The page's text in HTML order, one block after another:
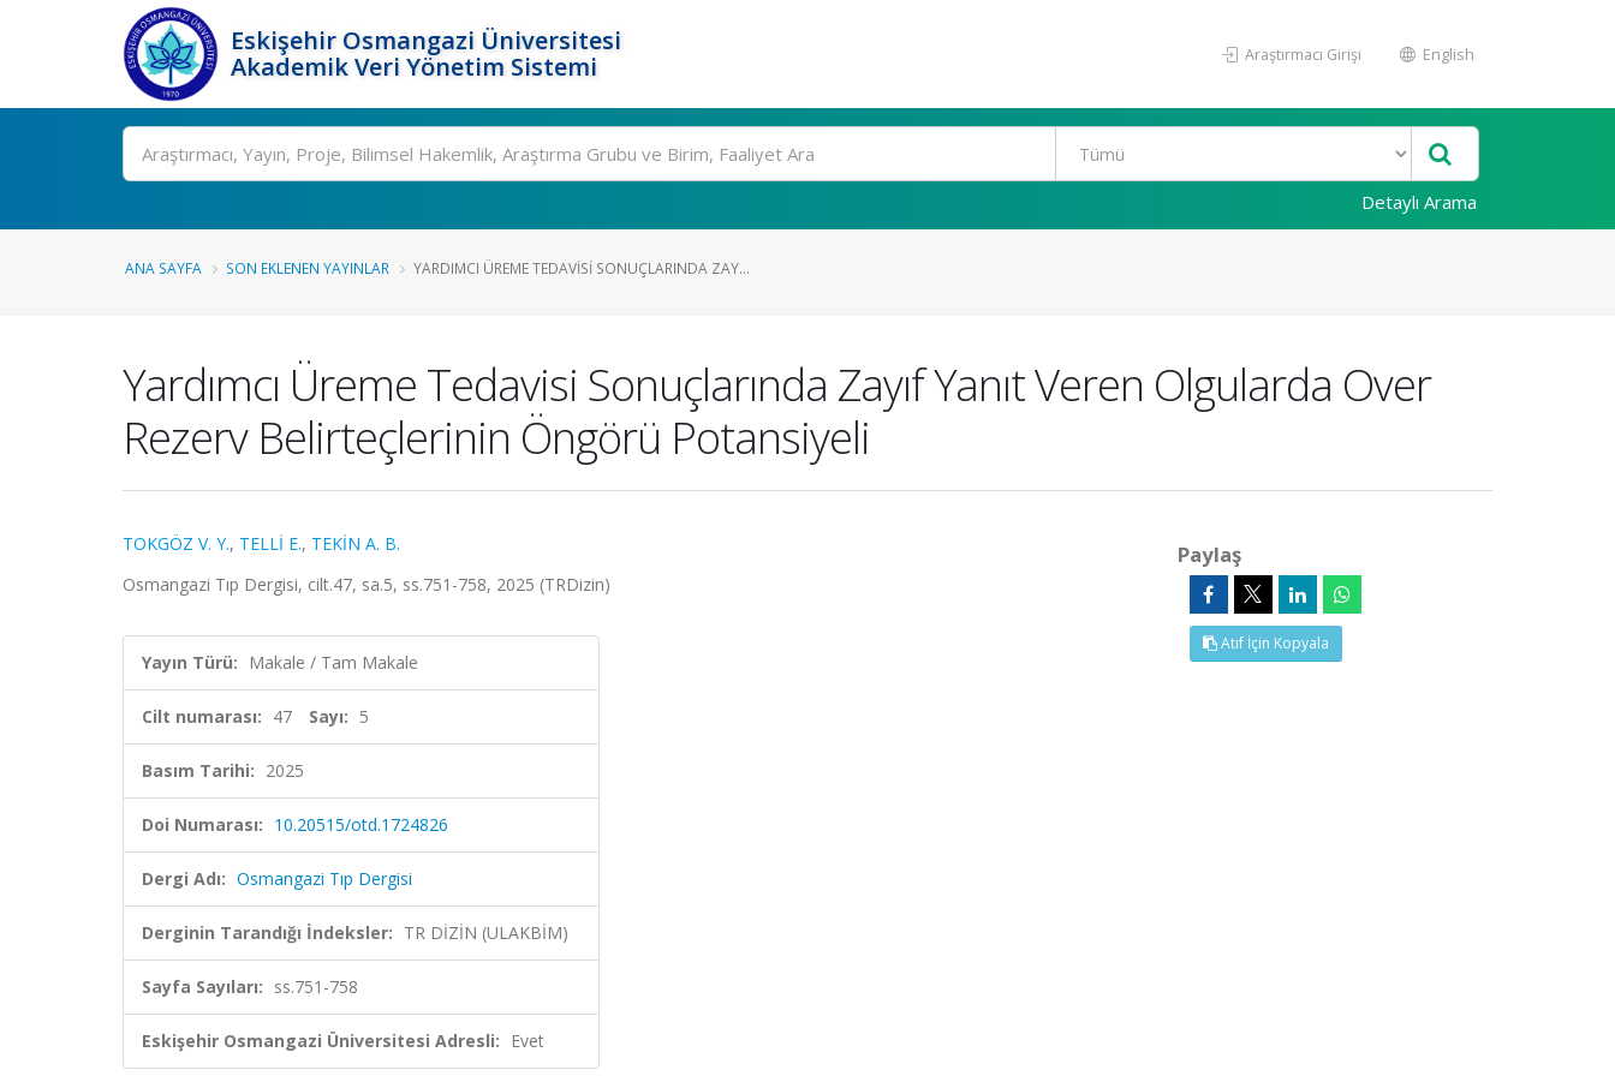
Eskişehir Osmangazi Üniversitesi
Akademik Veri Yönetim Sistemi
Araştırmacı Girişi English
Ara
Detaylı Arama
ANA SAYFA SON EKLENEN YAYINLAR YARDIMCI ÜREME TEDAVISI SONUÇLARINDA ZAY...
Yardımcı Üreme Tedavisi Sonuçlarında Zayıf Yanıt Veren Olgularda Over
Rezerv Belirteçlerinin Öngörü Potansiyeli
TOKGÖZ V. Y., TELLİ E., TEKİN A. B.
Osmangazi Tıp Dergisi, cilt.47, sa.5, ss.751-758, 2025 (TRDizin)
Yayın Türü: Makale / Tam Makale
Cilt numarası: 47 Sayı: 5
Basım Tarihi: 2025
Doi Numarası: 10.20515/otd.1724826
Dergi Adı: Osmangazi Tıp Dergisi
Derginin Tarandığı İndeksler: TR DİZİN (ULAKBİM)
Sayfa Sayıları: ss.751-758
Eskişehir Osmangazi Üniversitesi Adresli: Evet
Paylaş
Atıf İçin Kopyala